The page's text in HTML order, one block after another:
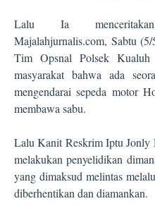
Lalu Ia
Majalahjurnalis.com, Sabtu
Tim Opsnal Polsek
masyarakat bahwa ada
mengendarai sepeda
membawa sabu.
Lalu Kanit Reskrim Iptu Jonly
melakukan penyelidikan
yang dimaksud melintas
diberhentikan dan diamankan.